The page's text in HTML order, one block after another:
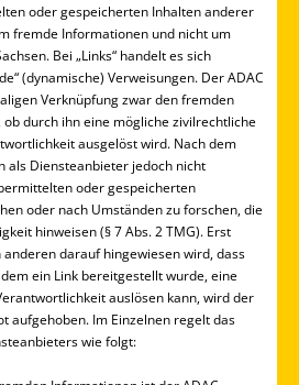
oder gespeicherten Inhalten anderer
fremde Informationen und nicht um
Bei „Links“ handelt es sich
(dynamische) Verweisungen. Der ADAC
Verknüpfung zwar den fremden
durch ihn eine mögliche zivilrechtliche
ausgelöst wird. Nach dem
als Diensteanbieter jedoch nicht
oder gespeicherten
oder nach Umständen zu forschen, die
hinweisen (§ 7 Abs. 2 TMG). Erst
darauf hingewiesen wird, dass
ein Link bereitgestellt wurde, eine
auslösen kann, wird der
aufgehoben. Im Einzelnen regelt das
wie folgt: